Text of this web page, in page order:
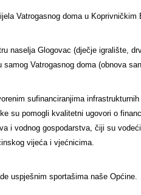
Vatrogasnog doma u
naselja Glogovac (dječje igralište,
Vatrogasnog doma (obnova
sufinanciranjima
su pomogli kvalitetni ugovori o
i vodnog gospodarstva, čiji su
vijeća i vjećnicima.
uspješnim sportašima naše Općine.